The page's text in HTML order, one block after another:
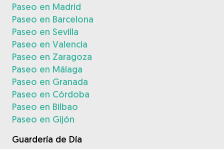
Paseo en Madrid
Paseo en Barcelona
Paseo en Sevilla
Paseo en Valencia
Paseo en Zaragoza
Paseo en Málaga
Paseo en Granada
Paseo en Córdoba
Paseo en Bilbao
Paseo en Gijón
Guardería de Día